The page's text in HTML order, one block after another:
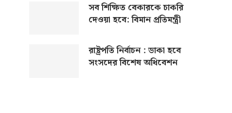
সব শিক্ষিত বেকারকে চাকরি
দেওয়া হবে: বিমান প্রতিমন্ত্রী
রাষ্ট্রপতি নির্বাচন : ডাকা হবে
সংসদের বিশেষ অধিবেশন